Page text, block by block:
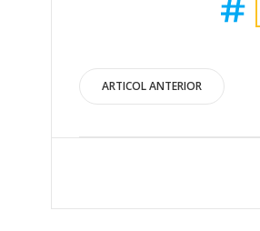
Post
ARTICOL ANTERIOR